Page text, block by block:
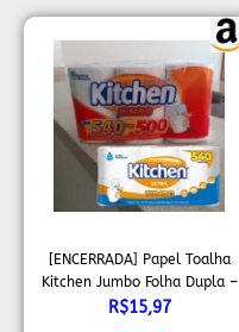
[ENCERRADA] Papel Toalha
Kitchen Jumbo Folha Dupla –
Pack com 3 rolos de 180
R$15,97